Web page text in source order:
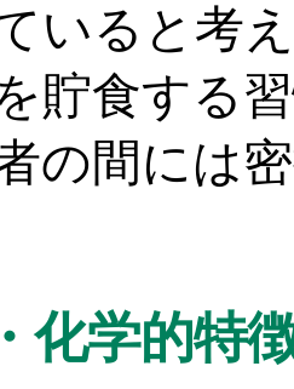
いると考
貯食する
の間には
化学的特